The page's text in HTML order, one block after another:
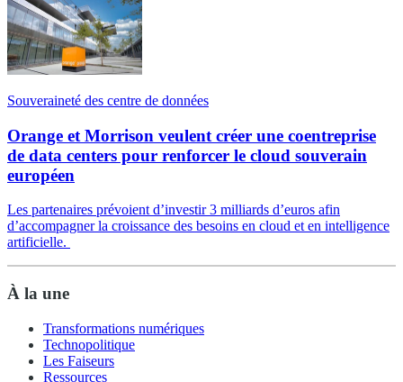
Souveraineté des centre de données
Orange et Morrison veulent créer une coentreprise
de data centers pour renforcer le cloud souverain
européen
Les partenaires prévoient d’investir 3 milliards d’euros afin
d’accompagner la croissance des besoins en cloud et en intelligence
artificielle.
À la une
Transformations numériques
Technopolitique
Les Faiseurs
Ressources